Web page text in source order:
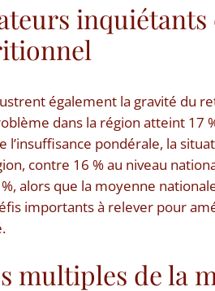
également la gravité du
dans la région atteint 17
l’insuffisance pondérale, la
contre 16 % au niveau
alors que la moyenne
importants à relever pour
multiples de la